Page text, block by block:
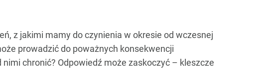
z jakimi mamy do czynienia w okresie od wczesnej
prowadzić do poważnych konsekwencji
chronić? Odpowiedź może zaskoczyć – kleszcze